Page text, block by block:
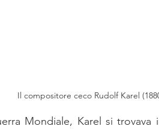
Il compositore ceco Rudolf Karel
Mondiale, Karel si trovava